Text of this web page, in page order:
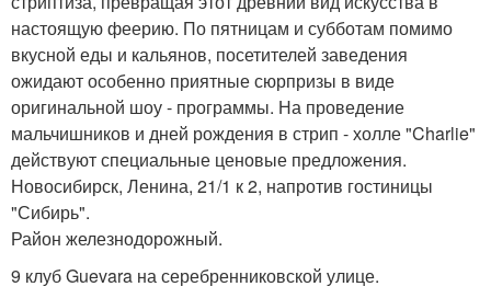
настоящую феерию. По пятницам и субботам помимо
вкусной еды и кальянов, посетителей заведения
ожидают особенно приятные сюрпризы в виде
оригинальной шоу - программы. На проведение
мальчишников и дней рождения в стрип - холле "Charlie"
действуют специальные ценовые предложения.
Новосибирск, Ленина, 21/1 к 2, напротив гостиницы
"Сибирь".
Район железнодорожный.
9 клуб Guevara на серебренниковской улице.